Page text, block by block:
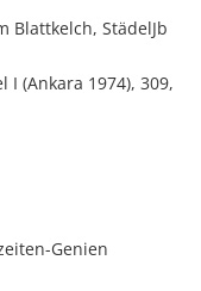
Blattkelch, StädelJb
I (Ankara 1974), 309,
Genien